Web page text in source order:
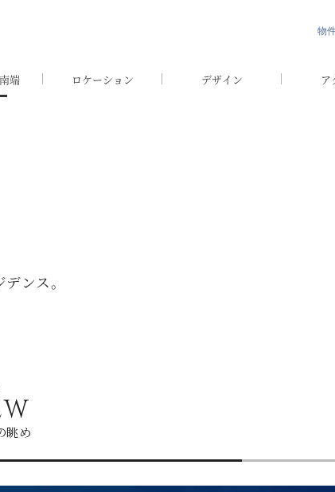
物
端 ロケーション デザイン ア
ンス。
眺め